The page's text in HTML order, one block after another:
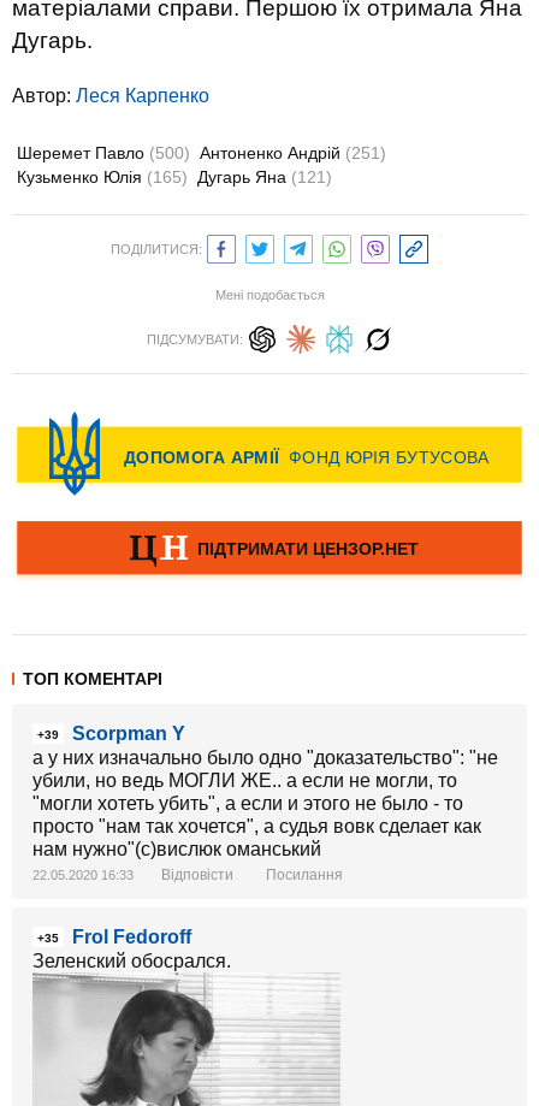
матеріалами справи. Першою їх отримала Яна
Дугарь.
Автор: Леся Карпенко
Шеремет Павло (500) Антоненко Андрій (251)
Кузьменко Юлія (165) Дугарь Яна (121)
ПОДІЛИТИСЯ:
Мені подобається
ПІДСУМУВАТИ:
ТОП КОМЕНТАРІ
+39
Scorpman Y
а у них изначально было одно "доказательство": "не
убили, но ведь МОГЛИ ЖЕ.. а если не могли, то
"могли хотеть убить", а если и этого не было - то
просто "нам так хочется", а судья вовк сделает как
нам нужно"(с)вислюк оманський
22.05.2020 16:33 Відповісти Посилання
+35
Frol Fedoroff
Зеленский обосрался.